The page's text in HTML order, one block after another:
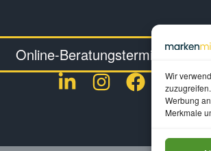
Wir
Werbung
Merkmale
Online-Beratungstermin